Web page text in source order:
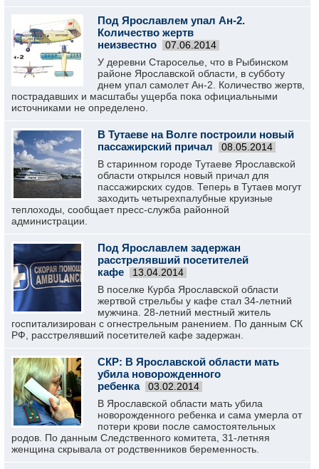
Под Ярославлем упал Ан-2.
Количество жертв
неизвестно
07.06.2014
У деревни Староселье, что в Рыбинском
районе Ярославской области, в субботу
днем упал самолет Ан-2. Количество жертв,
пострадавших и масштабы ущерба пока официальными
источниками не определено.
В Тутаеве на Волге построили новый
пассажирский причал
08.05.2014
В старинном городе Тутаеве Ярославской
области открылся новый причал для
пассажирских судов. Теперь в Тутаев могут
заходить четырехпалубные круизные
теплоходы, сообщает пресс-служба районной
администрации.
Под Ярославлем задержан
расстрелявший посетителей
кафе
13.04.2014
В поселке Курба Ярославской области
жертвой стрельбы у кафе стал 34-летний
мужчина. 28-летний местный житель
госпитализирован с огнестрельным ранением. По данным СК
РФ, расстрелявший посетителей кафе задержан.
СКР: В Ярославской области мать
убила новорожденного
ребенка
03.02.2014
В Ярославской области мать убила
новорожденного ребенка и сама умерла от
потери крови после самостоятельных
родов. По данным Следственного комитета, 31-летняя
женщина скрывала от родственников беременность.